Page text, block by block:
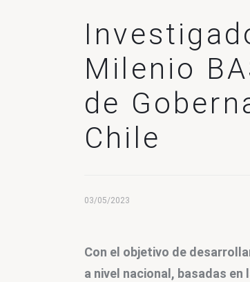
Milenio
de
Chile
03/05/2023
Con el objetivo de
a nivel nacional, basadas